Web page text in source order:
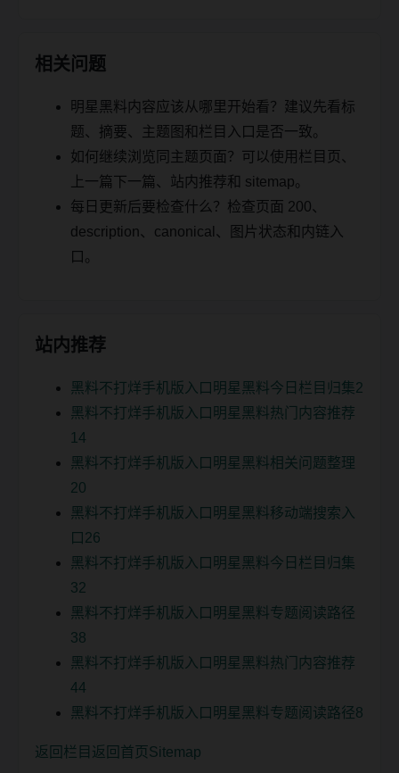
相关问题
明星黑料内容应该从哪里开始看？建议先看标
题、摘要、主题图和栏目入口是否一致。
如何继续浏览同主题页面？可以使用栏目页、
上一篇下一篇、站内推荐和 sitemap。
每日更新后要检查什么？检查页面 200、
description、canonical、图片状态和内链入
口。
站内推荐
黑料不打烊手机版入口明星黑料今日栏目归集2
黑料不打烊手机版入口明星黑料热门内容推荐
14
黑料不打烊手机版入口明星黑料相关问题整理
20
黑料不打烊手机版入口明星黑料移动端搜索入
口26
黑料不打烊手机版入口明星黑料今日栏目归集
32
黑料不打烊手机版入口明星黑料专题阅读路径
38
黑料不打烊手机版入口明星黑料热门内容推荐
44
黑料不打烊手机版入口明星黑料专题阅读路径8
返回栏目 返回首页 Sitemap